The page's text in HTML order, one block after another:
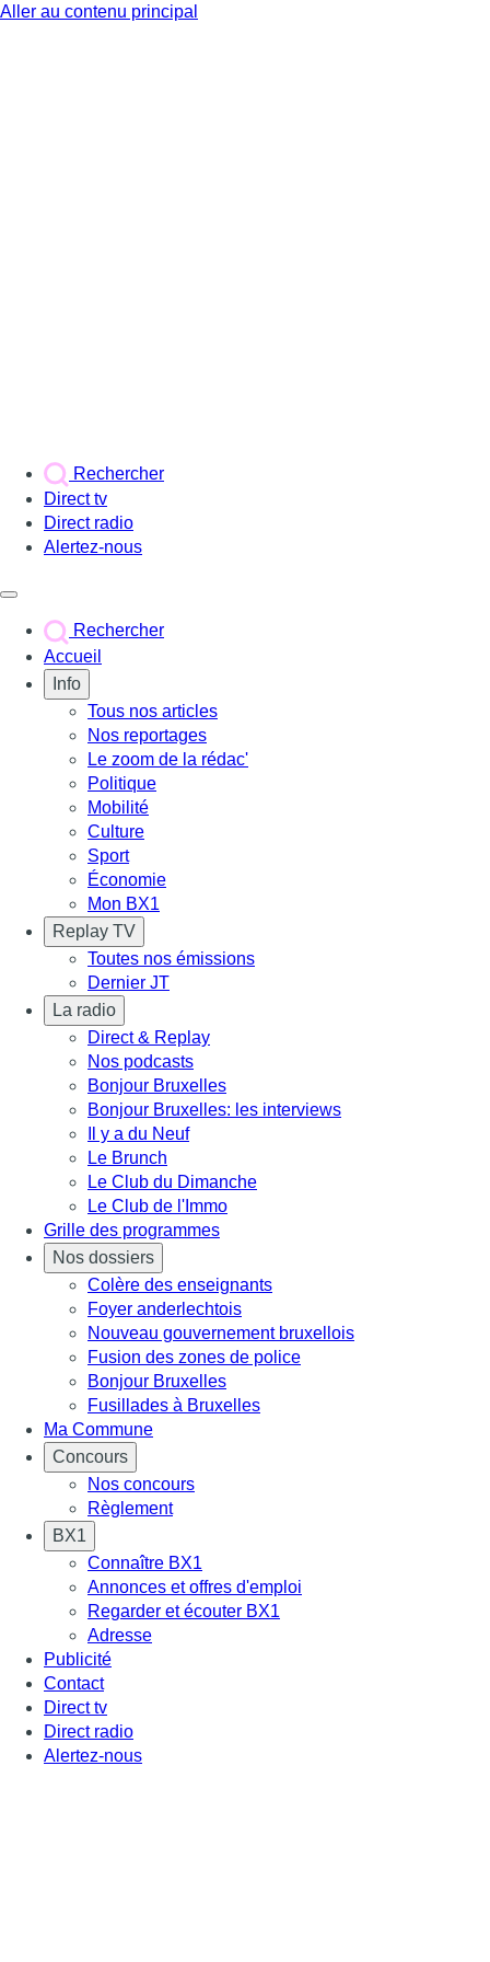
Aller au contenu principal
Rechercher
Direct tv
Direct radio
Alertez-nous
Rechercher
Accueil
Info
Tous nos articles
Nos reportages
Le zoom de la rédac'
Politique
Mobilité
Culture
Sport
Économie
Mon BX1
Replay TV
Toutes nos émissions
Dernier JT
La radio
Direct & Replay
Nos podcasts
Bonjour Bruxelles
Bonjour Bruxelles: les interviews
Il y a du Neuf
Le Brunch
Le Club du Dimanche
Le Club de l'Immo
Grille des programmes
Nos dossiers
Colère des enseignants
Foyer anderlechtois
Nouveau gouvernement bruxellois
Fusion des zones de police
Bonjour Bruxelles
Fusillades à Bruxelles
Ma Commune
Concours
Nos concours
Règlement
BX1
Connaître BX1
Annonces et offres d'emploi
Regarder et écouter BX1
Adresse
Publicité
Contact
Direct tv
Direct radio
Alertez-nous